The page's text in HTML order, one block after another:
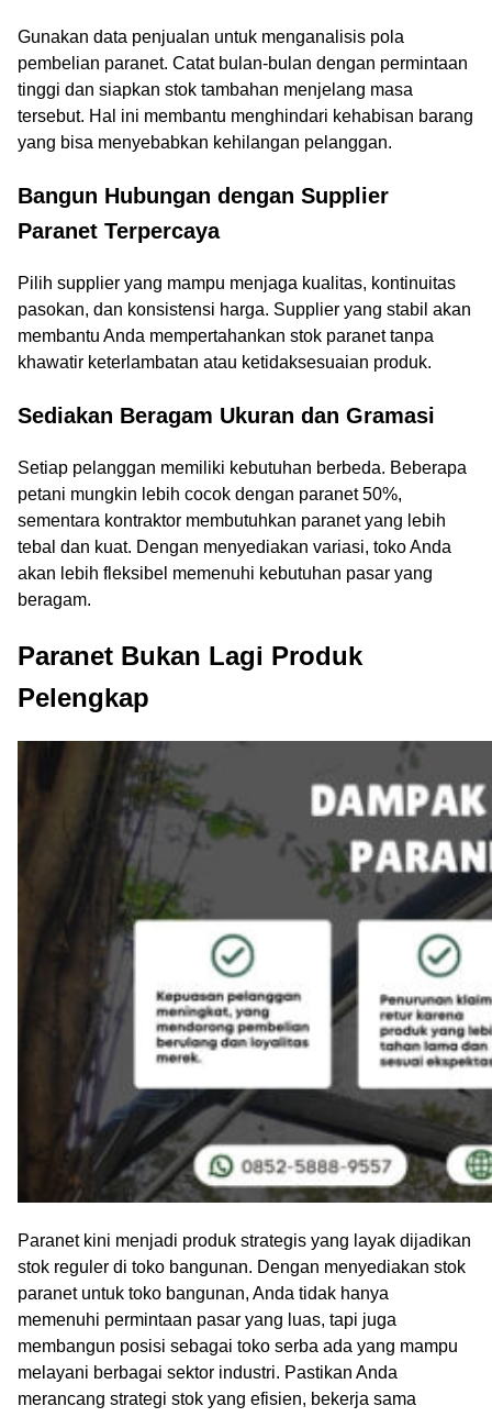
Gunakan data penjualan untuk menganalisis pola
pembelian paranet. Catat bulan-bulan dengan permintaan
tinggi dan siapkan stok tambahan menjelang masa
tersebut. Hal ini membantu menghindari kehabisan barang
yang bisa menyebabkan kehilangan pelanggan.
Bangun Hubungan dengan Supplier
Paranet Terpercaya
Pilih supplier yang mampu menjaga kualitas, kontinuitas
pasokan, dan konsistensi harga. Supplier yang stabil akan
membantu Anda mempertahankan stok paranet tanpa
khawatir keterlambatan atau ketidaksesuaian produk.
Sediakan Beragam Ukuran dan Gramasi
Setiap pelanggan memiliki kebutuhan berbeda. Beberapa
petani mungkin lebih cocok dengan paranet 50%,
sementara kontraktor membutuhkan paranet yang lebih
tebal dan kuat. Dengan menyediakan variasi, toko Anda
akan lebih fleksibel memenuhi kebutuhan pasar yang
beragam.
Paranet Bukan Lagi Produk
Pelengkap
Paranet kini menjadi produk strategis yang layak dijadikan
stok reguler di toko bangunan. Dengan menyediakan stok
paranet untuk toko bangunan, Anda tidak hanya
memenuhi permintaan pasar yang luas, tapi juga
membangun posisi sebagai toko serba ada yang mampu
melayani berbagai sektor industri. Pastikan Anda
merancang strategi stok yang efisien, bekerja sama